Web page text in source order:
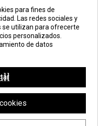
uso
Direcciones
Seguimiento de
pedidos de clientes
invitados
para fines de
Las redes sociales y
se utilizan para ofrecerte
personalizados.
de datos